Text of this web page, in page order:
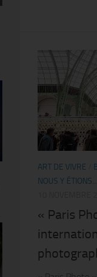
ART DE VIVRE
NOUS Y ÉTIONS...
« Paris